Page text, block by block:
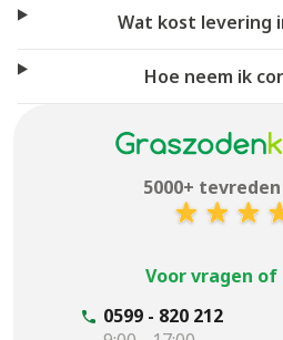
Wat kost levering
Hoe neem ik
5000+
Voor vragen
0599 - 820 212